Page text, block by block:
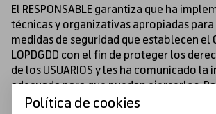
El RESPONSABLE garantiza que ha
técnicas y organizativas apropiadas
medidas de seguridad que establecen el
LOPDGDD con el fin de proteger los
de los USUARIOS y les ha comunicado
adecuada para que puedan ejercerlos.
información sobre las garantías de
Política de cookies